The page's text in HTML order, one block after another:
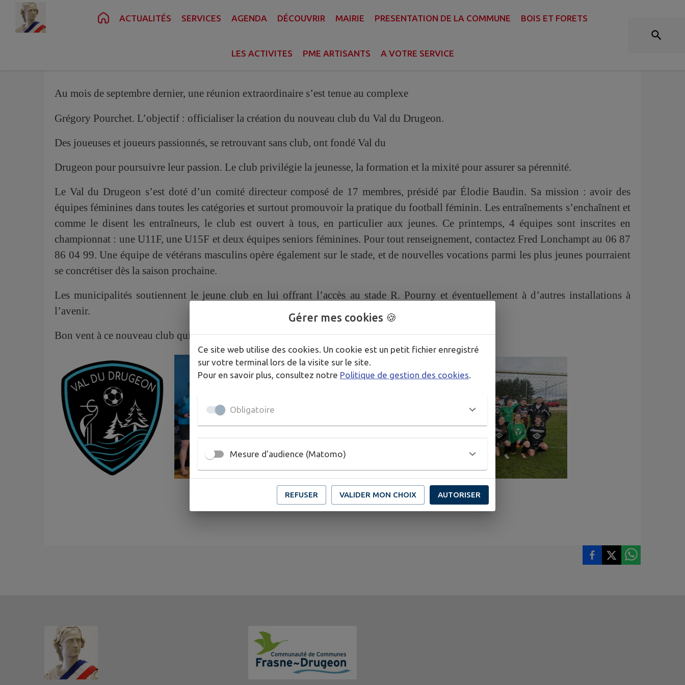
Contenu Recherche Pied de page
ACTUALITÉS SERVICES AGENDA DÉCOUVRIR MAIRIE PRESENTATION DE LA COMMUNE BOIS ET FORETS
LES ACTIVITES PME ARTISANTS A VOTRE SERVICE
VAL DU DRUGEON
Un nouveau souffle pour le football féminin dans le Haut-Doubs : naissance du club du Val du Drugeon
Au mois de septembre dernier, une réunion extraordinaire s’est tenue au complexe
Grégory Pourchet. L’objectif : officialiser la création du nouveau club du Val du Drugeon.
Des joueuses et joueurs passionnés, se retrouvant sans club, ont fondé Val du
Drugeon pour poursuivre leur passion. Le club privilégie la jeunesse, la formation et la mixité pour assurer sa pérennité.
Le Val du Drugeon s’est doté d’un comité directeur composé de 17 membres, présidé par Élodie Baudin. Sa mission : avoir des
équipes féminines dans toutes les catégories et surtout promouvoir la pratique du football féminin. Les entraînements s’enchaînent et
comme le disent les entraîneurs, le club est ouvert à tous, en particulier aux jeunes. Ce printemps, 4 équipes sont inscrites en
championnat : une U11F, une U15F et deux équipes seniors féminines. Pour tout renseignement, contactez Fred Lonchampt au 06 87
86 04 99. Une équipe de vétérans masculins opère également sur le stade, et de nouvelles vocations parmi les plus jeunes pourraient
se concrétiser dès la saison prochaine.
Les municipalités soutiennent le jeune club en lui offrant l’accès au stade R. Pourny et éventuellement à d’autres installations à
l’avenir.
Bon vent à ce nouveau club qui vient enrichir le paysage footballistique du Haut-Doubs !
Gérer mes cookies 🍪
Ce site web utilise des cookies. Un cookie est un petit fichier enregistré
sur votre terminal lors de la visite sur le site.
Pour en savoir plus, consultez notre Politique de gestion des cookies
Obligatoire
Mesure d'audience (Matomo)
REFUSER VALIDER MON CHOIX AUTORISER